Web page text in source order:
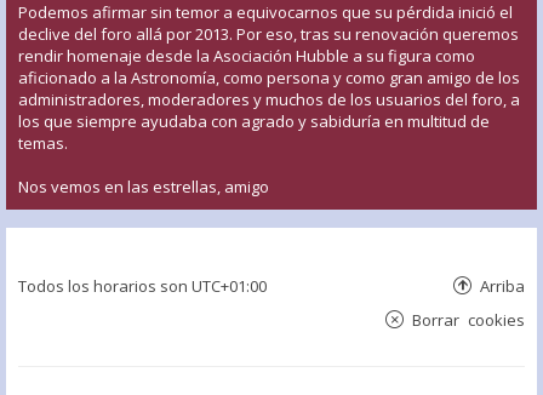
Podemos afirmar sin temor a equivocarnos que su pérdida inició el
declive del foro allá por 2013. Por eso, tras su renovación queremos
rendir homenaje desde la Asociación Hubble a su figura como
aficionado a la Astronomía, como persona y como gran amigo de los
administradores, moderadores y muchos de los usuarios del foro, a
los que siempre ayudaba con agrado y sabiduría en multitud de
temas.
Nos vemos en las estrellas, amigo
Todos los horarios son UTC+01:00 Arriba
Borrar cookies